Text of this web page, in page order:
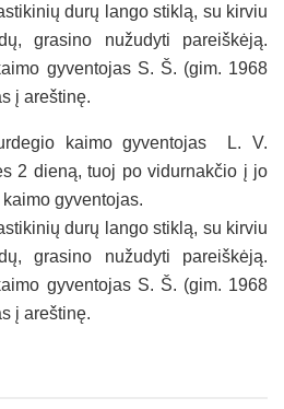
durų lango stiklą, su kirviu
grasino nužudyti pareiškėją.
gyventojas S. Š. (gim. 1968
į areštinę.
kaimo gyventojas L. V.
2 dieną, tuoj po vidurnakčio į jo
gyventojas.
durų lango stiklą, su kirviu
grasino nužudyti pareiškėją.
gyventojas S. Š. (gim. 1968
į areštinę.